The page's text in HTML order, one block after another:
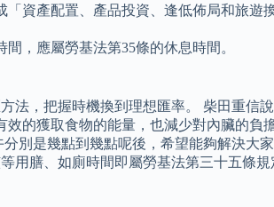
資產配置、產品投資、逢低佈局和旅
，應屬勞基法第35條的休息時間。
，把握時機換到理想匯率。 柴田重信
的獲取食物的能量，也減少對內臟的
別是幾點到幾點呢後，希望能夠解決大
膳、如廁時間即屬勞基法第三十五條